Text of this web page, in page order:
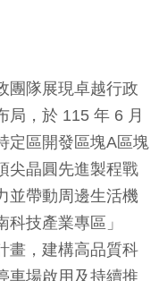
團隊展現卓越行政
局，於 115 年 6 月
定區開發區塊A區塊
尖晶圓先進製程戰
並帶動周邊生活機
技產業專區」
畫，建構高品質科
車場啟用及持續推